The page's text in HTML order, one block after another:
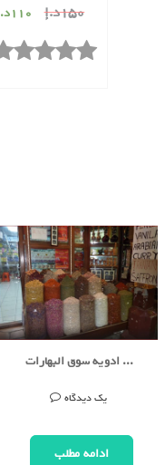
150د.إ 110
بازار ادویه سوق البهارات | DUBAI SPICE SOUK
یک دیدگاه
ادامه مطلب